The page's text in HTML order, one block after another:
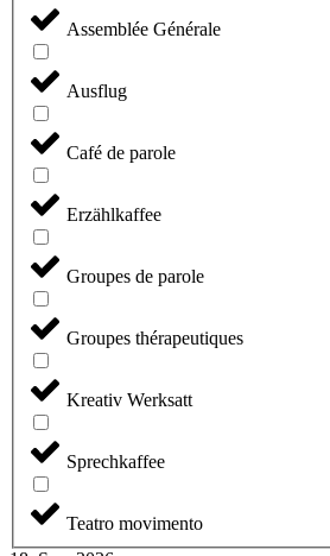
Assemblée Générale
Ausflug
Café de parole
Erzählkaffee
Groupes de parole
Groupes thérapeutiques
Kreativ Werksatt
Sprechkaffee
Teatro movimento